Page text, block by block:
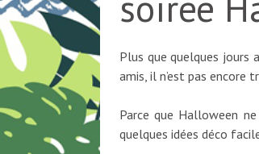
Plus que quelques jours
amis, il n’est pas encore
Parce que Halloween
quelques idées déco